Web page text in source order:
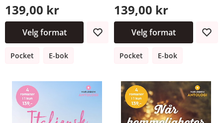
139,00 kr
Velg format
Pocket E-bok
139,00 kr
Velg format
Pocket E-bok